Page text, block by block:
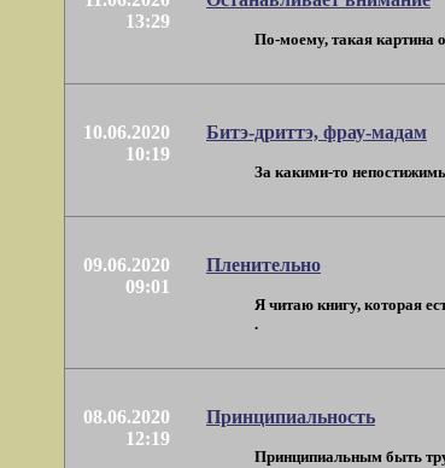
13:29
По-моему, такая картина
10.06.2020
10:19
Битэ-дриттэ, фрау-мадам
За какими-то
09.06.2020
09:01
Пленительно
Я читаю книгу, которая
.
08.06.2020
12:19
Принципиальность
Принципиальным быть